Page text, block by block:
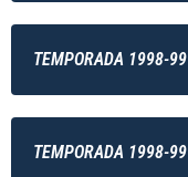
TEMPORADA 1998-99
TEMPORADA 1998-99